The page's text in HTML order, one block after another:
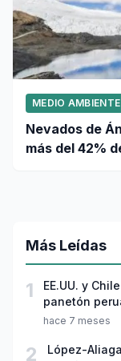
MEDIO AMBIENTE
Nevados de
más del 42%
Más Leídas
1
EE.UU. y
panetón
hace 7 meses
2
López-